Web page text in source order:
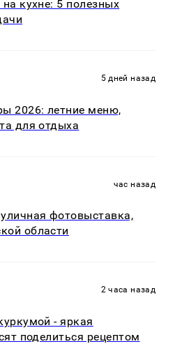
кухне: 5 полезных
5 дней назад
2026: летние меню,
для отдыха
час назад
фотовыставка,
области
2 часа назад
- яркая
поделиться рецептом